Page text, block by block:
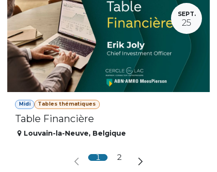
SEPT.
25
Midi Tables thématiques
Table Financière
Louvain-la-Neuve, Belgique
1 2